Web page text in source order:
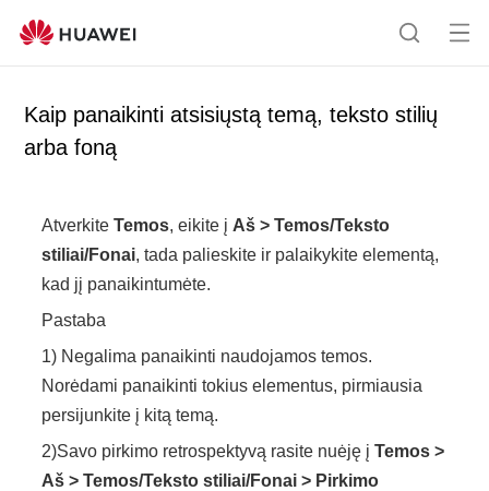
P
e
Ati
Kaip panaikinti atsisiųstą temą, teksto stilių
arba foną
AtverkiteTemos, eikite į Aš >Temos/Teksto
stiliai/Fonai, tada palieskite ir palaikykite elementą,
kad jį panaikintumėte.
Pastaba
1) Negalima panaikinti naudojamos temos.
Norėdami panaikinti tokius elementus, pirmiausia
persijunkite į kitą temą.
2)Savo pirkimo retrospektyvą rasite nuėję įTemos >
Aš >Temos/Teksto stiliai/Fonai > Pirkimo